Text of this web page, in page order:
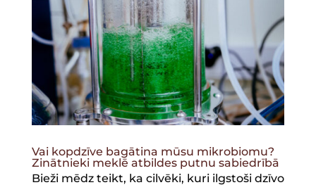
Vai kopdzīve bagātina mūsu mikrobiomu?
Zinātnieki meklē atbildes putnu sabiedrībā
Bieži mēdz teikt, ka cilvēki, kuri ilgstoši dzīvo